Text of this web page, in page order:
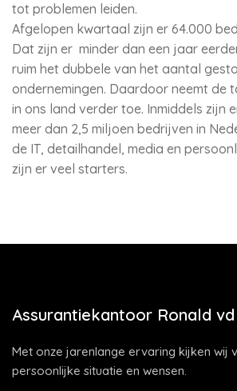
tot problemen leiden.
Afgelopen kwartaal zijn er 64.000
Dat zijn er minder dan een jaar
ruim het dubbele van het aantal
ondernemingen. Daardoor neemt de
in ons land verder toe. Inmiddels zijn
meer dan 2,5 miljoen bedrijven in
de IT, detailhandel, media en
zijn er veel starters.
Assurantiekantoor Ronald
Met onze jarenlange ervaring kijken wij
persoonlijke situatie en wensen.